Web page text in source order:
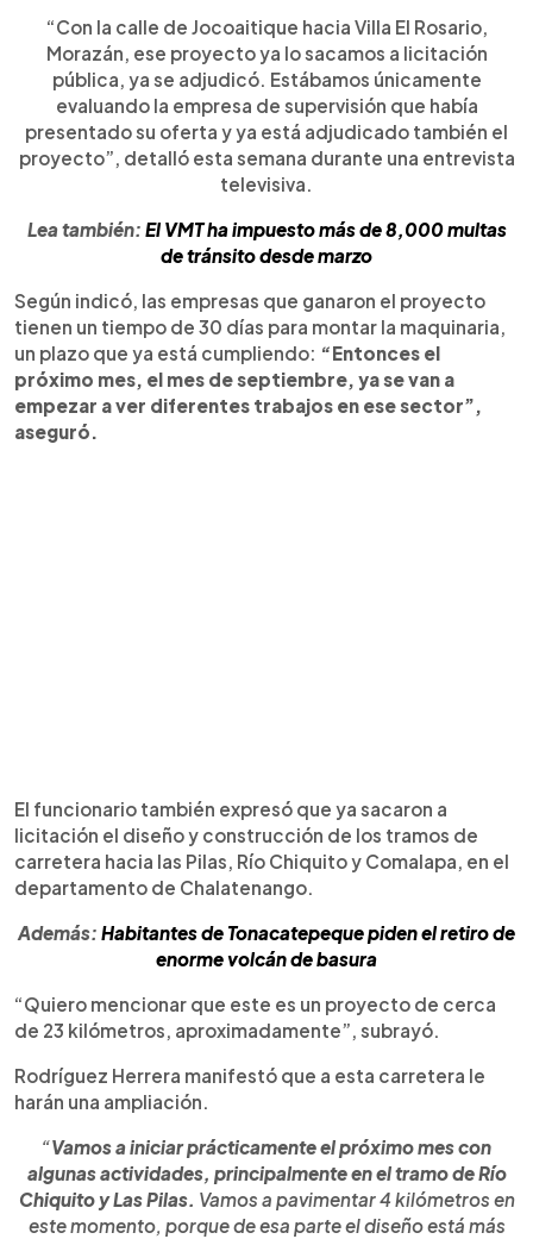
“Con la calle de Jocoaitique hacia Villa El Rosario,
Morazán, ese proyecto ya lo sacamos a licitación
pública, ya se adjudicó. Estábamos únicamente
evaluando la empresa de supervisión que había
presentado su oferta y ya está adjudicado también el
proyecto”, detalló esta semana durante una entrevista
televisiva.
Lea también: El VMT ha impuesto más de 8,000 multas
de tránsito desde marzo
Según indicó, las empresas que ganaron el proyecto
tienen un tiempo de 30 días para montar la maquinaria,
un plazo que ya está cumpliendo: “Entonces el
próximo mes, el mes de septiembre, ya se van a
empezar a ver diferentes trabajos en ese sector”,
aseguró.
El funcionario también expresó que ya sacaron a
licitación el diseño y construcción de los tramos de
carretera hacia las Pilas, Río Chiquito y Comalapa, en el
departamento de Chalatenango.
Además: Habitantes de Tonacatepeque piden el retiro de
enorme volcán de basura
“Quiero mencionar que este es un proyecto de cerca
de 23 kilómetros, aproximadamente”, subrayó.
Rodríguez Herrera manifestó que a esta carretera le
harán una ampliación.
“Vamos a iniciar prácticamente el próximo mes con
algunas actividades, principalmente en el tramo de Río
Chiquito y Las Pilas. Vamos a pavimentar 4 kilómetros en
este momento, porque de esa parte el diseño está más